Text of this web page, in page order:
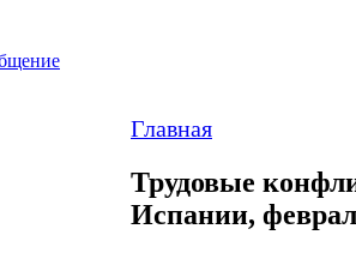
Главная
Трудовые
Испании,